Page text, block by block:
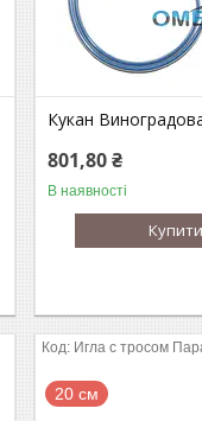
Кукан
801,80 ₴
В наявності
Купити
Игла с тросом
20 см